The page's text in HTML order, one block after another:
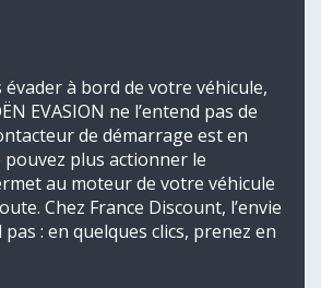
à bord de votre véhicule,
EVASION ne l’entend pas de
de démarrage est en
plus actionner le
au moteur de votre véhicule
Chez France Discount, l’envie
: en quelques clics, prenez en